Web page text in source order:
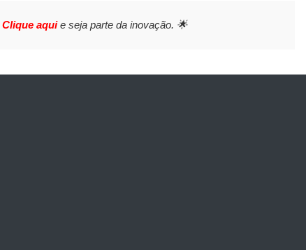
Clique aquie seja parte da inovação. 🌟